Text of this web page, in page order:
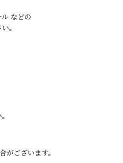
などの
。
がございます。